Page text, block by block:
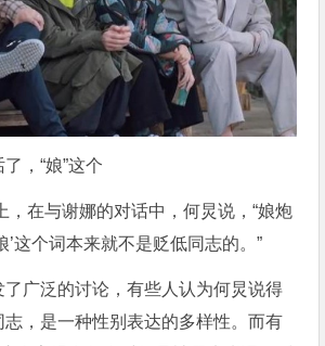
，“娘”这个
，在与谢娜的对话中，何炅说，“娘炮
’这个词本来就不是贬低同志的。”
了广泛的讨论，有些人认为何炅说得
志，是一种性别表达的多样性。而有